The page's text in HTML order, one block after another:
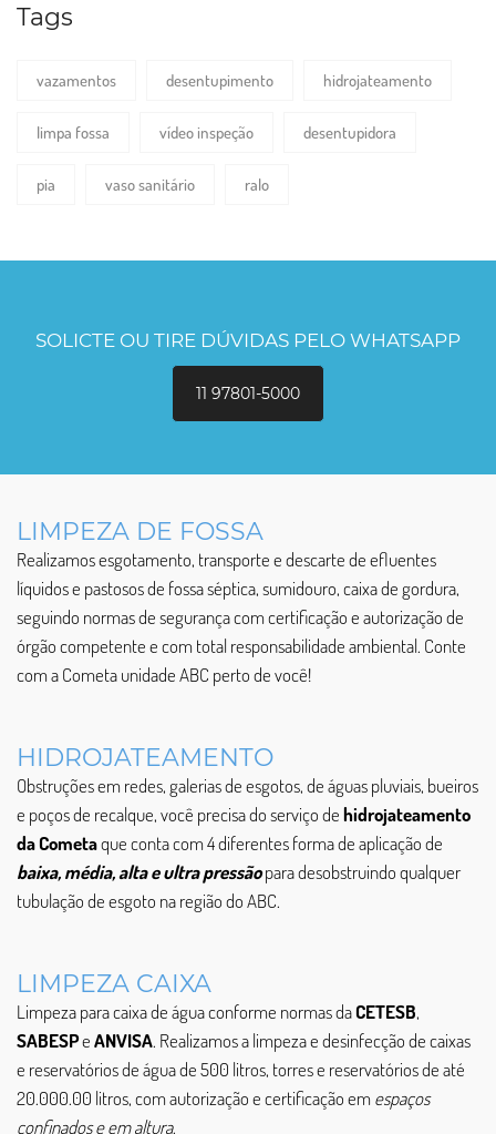
Tags
vazamentos desentupimento hidrojateamento
limpa fossa vídeo inspeção desentupidora
pia vaso sanitário ralo
SOLICTE OU TIRE DÚVIDAS PELO WHATSAPP
11 97801-5000
LIMPEZA DE FOSSA
Realizamos esgotamento, transporte e descarte de efluentes
líquidos e pastosos de fossa séptica, sumidouro, caixa de gordura,
seguindo normas de segurança com certificação e autorização de
órgão competente e com total responsabilidade ambiental. Conte
com a Cometa unidade ABC perto de você!
HIDROJATEAMENTO
Obstruções em redes, galerias de esgotos, de águas pluviais, bueiros
e poços de recalque, você precisa do serviço dehidrojateamento
da Cometaque conta com 4 diferentes forma de aplicação de
baixa, média, alta e ultra pressãopara desobstruindo qualquer
tubulação de esgoto na região do ABC.
LIMPEZA CAIXA
Limpeza para caixa de água conforme normas daCETESB,
SABESPeANVISA. Realizamos a limpeza e desinfecção de caixas
e reservatórios de água de 500 litros, torres e reservatórios de até
20.000.00 litros, com autorização e certificação emespaços
confinados e em altura.